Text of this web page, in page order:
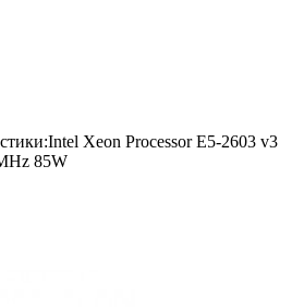
Xeon Processor E5-2603 v3
85W